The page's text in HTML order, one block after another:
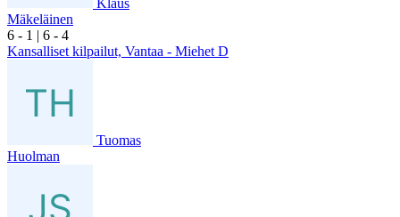
Mäkeläinen
6 - 1 | 6 - 4
Kansalliset kilpailut, Vantaa - Miehet D
Tuomas
Huolman